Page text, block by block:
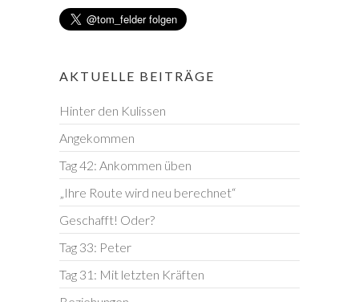
AKTUELLE BEITRÄGE
Hinter den Kulissen
Angekommen
Tag 42: Ankommen üben
„Ihre Route wird neu berechnet“
Geschafft! Oder?
Tag 33: Peter
Tag 31: Mit letzten Kräften